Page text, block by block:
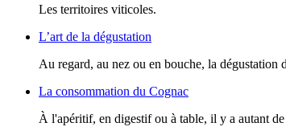
Les territoires viticoles.
L’art de la dégustation
Au regard, au nez ou en bouche, la
La consommation du Cognac
À l'apéritif, en digestif ou à table, il y a autant